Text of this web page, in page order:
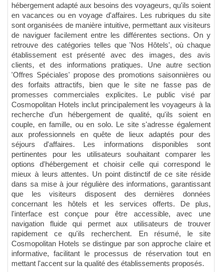
hébergement adapté aux besoins des voyageurs, qu'ils soient
en vacances ou en voyage d'affaires. Les rubriques du site
sont organisées de manière intuitive, permettant aux visiteurs
de naviguer facilement entre les différentes sections. On y
retrouve des catégories telles que 'Nos Hôtels', où chaque
établissement est présenté avec des images, des avis
clients, et des informations pratiques. Une autre section
'Offres Spéciales' propose des promotions saisonnières ou
des forfaits attractifs, bien que le site ne fasse pas de
promesses commerciales explicites. Le public visé par
Cosmopolitan Hotels inclut principalement les voyageurs à la
recherche d’un hébergement de qualité, qu'ils soient en
couple, en famille, ou en solo. Le site s'adresse également
aux professionnels en quête de lieux adaptés pour des
séjours d'affaires. Les informations disponibles sont
pertinentes pour les utilisateurs souhaitant comparer les
options d'hébergement et choisir celle qui correspond le
mieux à leurs attentes. Un point distinctif de ce site réside
dans sa mise à jour régulière des informations, garantissant
que les visiteurs disposent des dernières données
concernant les hôtels et les services offerts. De plus,
l'interface est conçue pour être accessible, avec une
navigation fluide qui permet aux utilisateurs de trouver
rapidement ce qu'ils recherchent. En résumé, le site
Cosmopolitan Hotels se distingue par son approche claire et
informative, facilitant le processus de réservation tout en
mettant l'accent sur la qualité des établissements proposés.